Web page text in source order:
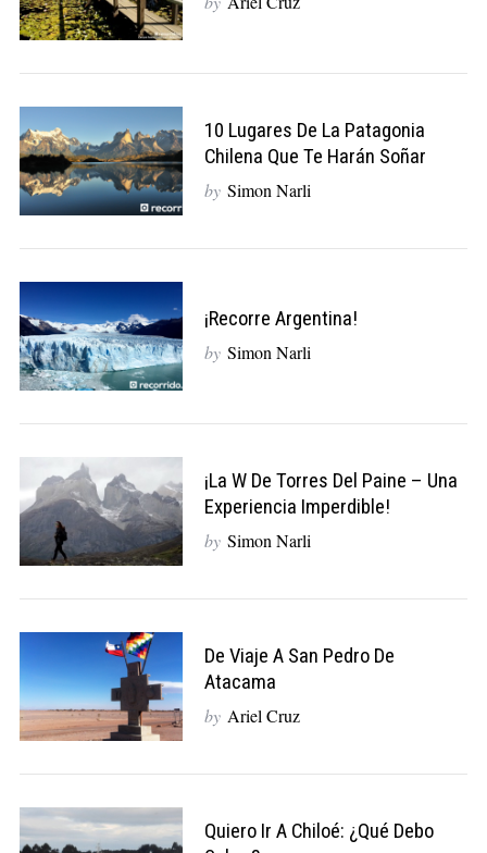
10 Lugares De La Patagonia
Chilena Que Te Harán Soñar
by Simon Narli
¡Recorre Argentina!
by Simon Narli
¡La W De Torres Del Paine – Una
Experiencia Imperdible!
by Simon Narli
De Viaje A San Pedro De
Atacama
by Ariel Cruz
Quiero Ir A Chiloé: ¿qué Debo